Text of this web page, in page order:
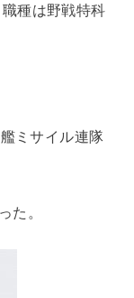
種は野戦特科
ミサイル連隊
た。